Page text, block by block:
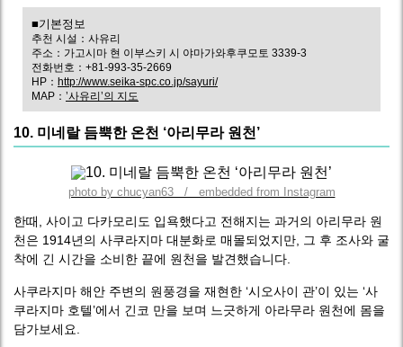
■기본정보
추천 시설：사유리
주소：가고시마 현 이부스키 시 야마가와후쿠모토 3339-3
전화번호：+81-993-35-2669
HP： http://www.seika-spc.co.jp/sayuri/
MAP： ’사유리’의 지도
10. 미네랄 듬뿍한 온천 ‘아리무라 원천’
photo by chucyan63 / embedded from Instagram
한때, 사이고 다카모리도 입욕했다고 전해지는 과거의 아리무라 원
천은 1914년의 사쿠라지마 대분화로 매몰되었지만, 그 후 조사와 굴
착에 긴 시간을 소비한 끝에 원천을 발견했습니다.
사쿠라지마 해안 주변의 원풍경을 재현한 ‘시오사이 관’이 있는 ‘사
쿠라지마 호텔’에서 긴코 만을 보며 느긋하게 아라무라 원천에 몸을
담가보세요.